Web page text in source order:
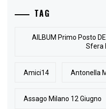
TAG
AlLBUM Primo Posto
Sfera
Amici14 Antonella
Assago Milano 12 Giugno